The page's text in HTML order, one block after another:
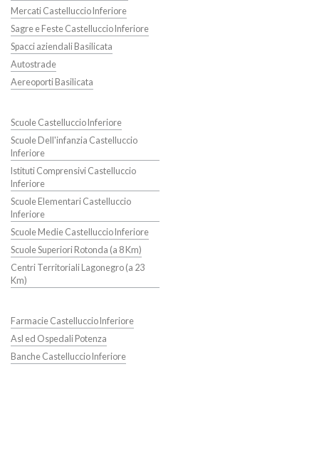
Mercati Castelluccio Inferiore
Sagre e Feste Castelluccio Inferiore
Spacci aziendali Basilicata
Autostrade
Aereoporti Basilicata
Scuole Castelluccio Inferiore
Scuole Dell'infanzia Castelluccio
Inferiore
Istituti Comprensivi Castelluccio
Inferiore
Scuole Elementari Castelluccio
Inferiore
Scuole Medie Castelluccio Inferiore
Scuole Superiori Rotonda (a 8 Km)
Centri Territoriali Lagonegro (a 23
Km)
Farmacie Castelluccio Inferiore
Asl ed Ospedali Potenza
Banche Castelluccio Inferiore